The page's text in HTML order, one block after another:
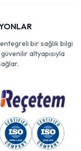
bir sağlık bilgi
altyapısıyla